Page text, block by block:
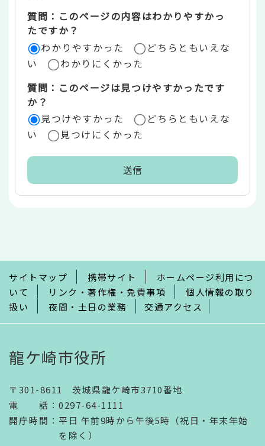
リ
ア
質問：このページの内容はわかりやすかっ
たですか？
わかりやすかった
どちらともいえな
い
わかりにくかった
質問：このページは見つけやすかったです
か？
見つけやすかった
どちらともいえな
い
見つけにくかった
で
サイトマップ 携帯サイト
ホームページ利用につ
いて
リンク・著作権・免責事項
個人情報の取り
扱い
夜間・土日の業務 交通アクセス
龍ケ崎市役所
〒301-8611 茨城県龍ケ崎市3710番地
電話 ： 0297-64-1111
開庁時間 ： 平日 午前9時から午後5時（祝日・年末年始
を除く）